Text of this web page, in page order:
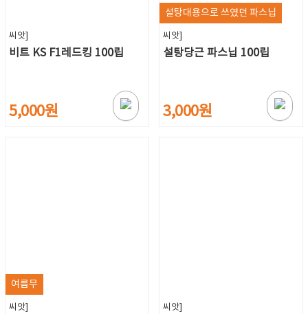
씨앗]
비트 KS F1레드킹 100립
5,000원
설탕대용으로 쓰였던 파스닙
씨앗]
설탕당근 파스닙 100립
3,000원
여름무
씨앗] 씨앗]